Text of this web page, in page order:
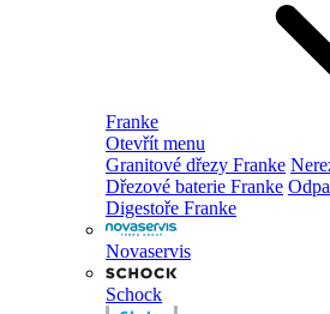
Franke
Otevřít menu
Granitové dřezy Franke
Dřezové baterie Franke
Digestoře Franke
Novaservis
Schock